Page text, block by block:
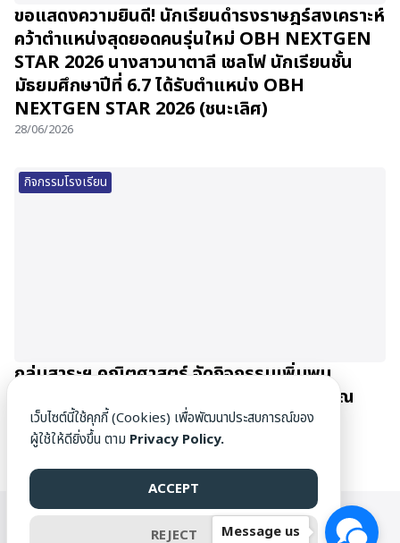
ขอแสดงความยินดี! นักเรียนดำรงราษฎร์สงเคราะห์
คว้าตำแหน่งสุดยอดคนรุ่นใหม่ OBH NEXTGEN
STAR 2026 นางสาวนาตาลี เชลโฟ นักเรียนชั้น
มัธยมศึกษาปีที่ 6.7 ได้รับตำแหน่ง OBH
NEXTGEN STAR 2026 (ชนะเลิศ)
28/06/2026
กิจกรรมโรงเรียน
กลุ่มสาระฯ คณิตศาสตร์ จัดกิจกรรมเพิ่มพูน
ประสบการณ์นักเรียน Gifted Math ม.4-5 ณ
มหาวิทยาลัยเชียงใหม่
27/06/2026
WWW.DAMRONG.AC.TH ©[1976] ALL RIGHTS RESERVED.
Message us
เว็บไซต์นี้ใช้คุกกี้ (Cookies) เพื่อพัฒนาประสบการณ์ของ
ผู้ใช้ให้ดียิ่งขึ้น ตาม Privacy Policy.
ACCEPT
REJECT